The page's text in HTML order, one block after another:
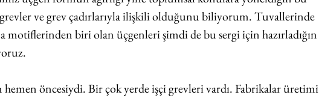
ve grev çadırlarıyla ilişkili olduğunu biliyorum. Tuvallerinde
motiflerinden biri olan üçgenleri şimdi de bu sergi için hazırladığın
öncesiydi. Bir çok yerde işçi grevleri vardı. Fabrikalar üretimi